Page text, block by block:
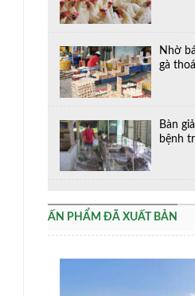
Nhờ
gà
Bàn
bệnh
ẤN PHẨM ĐÃ XUẤT BẢN